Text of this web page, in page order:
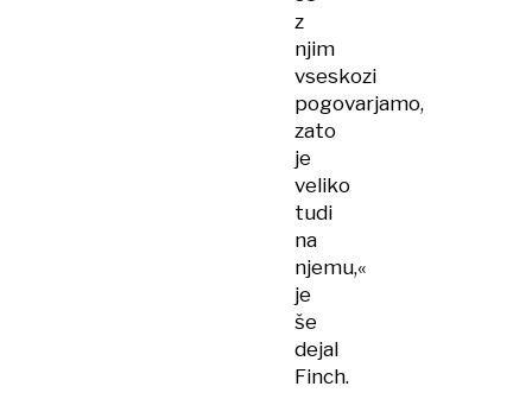
z
njim
vseskozi
pogovarjamo,
zato
je
veliko
tudi
na
njemu,«
je
še
dejal
Finch.